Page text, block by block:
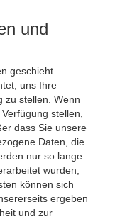
und
geschieht
uns Ihre
zu stellen. Wenn
stellen,
dass Sie unsere
Daten, die
nur so lange
wurden,
können sich
ergeben
und zur